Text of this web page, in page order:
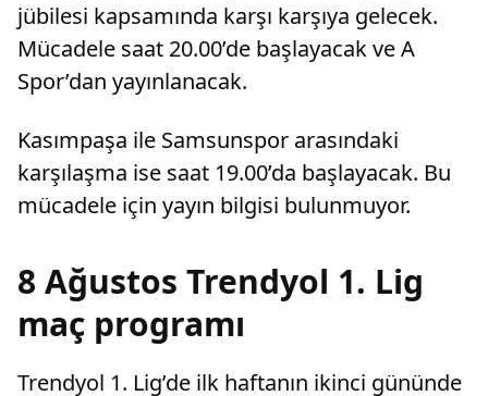
jübilesi kapsamında karşı karşıya gelecek.
Mücadele saat 20.00’de başlayacak ve A
Spor’dan yayınlanacak.
Kasımpaşa ile Samsunspor arasındaki
karşılaşma ise saat 19.00’da başlayacak. Bu
mücadele için yayın bilgisi bulunmuyor.
8 Ağustos Trendyol 1. Lig
maç programı
Trendyol 1. Lig’de ilk haftanın ikinci gününde